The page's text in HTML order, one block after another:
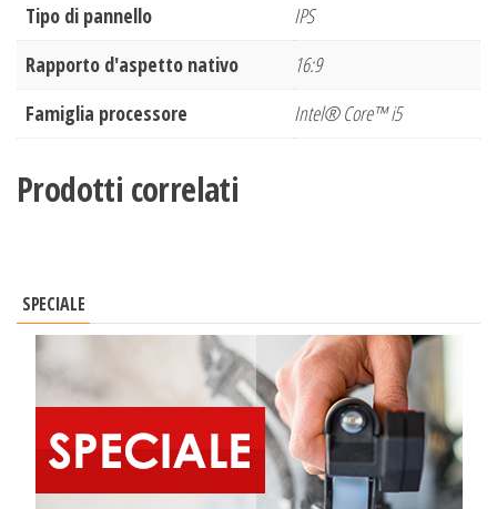
Tipo di pannello
IPS
Rapporto d'aspetto nativo
16:9
Famiglia processore
Intel® Core™ i5
Prodotti correlati
SPECIALE